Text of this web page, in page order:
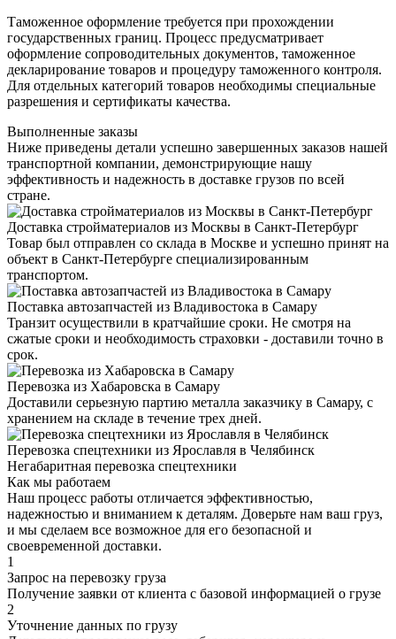
Таможенное оформление требуется при прохождении
государственных границ. Процесс предусматривает
оформление сопроводительных документов, таможенное
декларирование товаров и процедуру таможенного контроля.
Для отдельных категорий товаров необходимы специальные
разрешения и сертификаты качества.
Выполненные заказы
Ниже приведены детали успешно завершенных заказов нашей
транспортной компании, демонстрирующие нашу
эффективность и надежность в доставке грузов по всей
стране.
Доставка стройматериалов из Москвы в Санкт-Петербург
Товар был отправлен со склада в Москве и успешно принят на
объект в Санкт-Петербурге специализированным
транспортом.
Поставка автозапчастей из Владивостока в Самару
Транзит осуществили в кратчайшие сроки. Не смотря на
сжатые сроки и необходимость страховки - доставили точно в
срок.
Перевозка из Хабаровска в Самару
Доставили серьезную партию металла заказчику в Самару, с
хранением на складе в течение трех дней.
Перевозка спецтехники из Ярославля в Челябинск
Негабаритная перевозка спецтехники
Как мы работаем
Наш процесс работы отличается эффективностью,
надежностью и вниманием к деталям. Доверьте нам ваш груз,
и мы сделаем все возможное для его безопасной и
своевременной доставки.
1
Запрос на перевозку груза
Получение заявки от клиента с базовой информацией о грузе
2
Уточнение данных по грузу